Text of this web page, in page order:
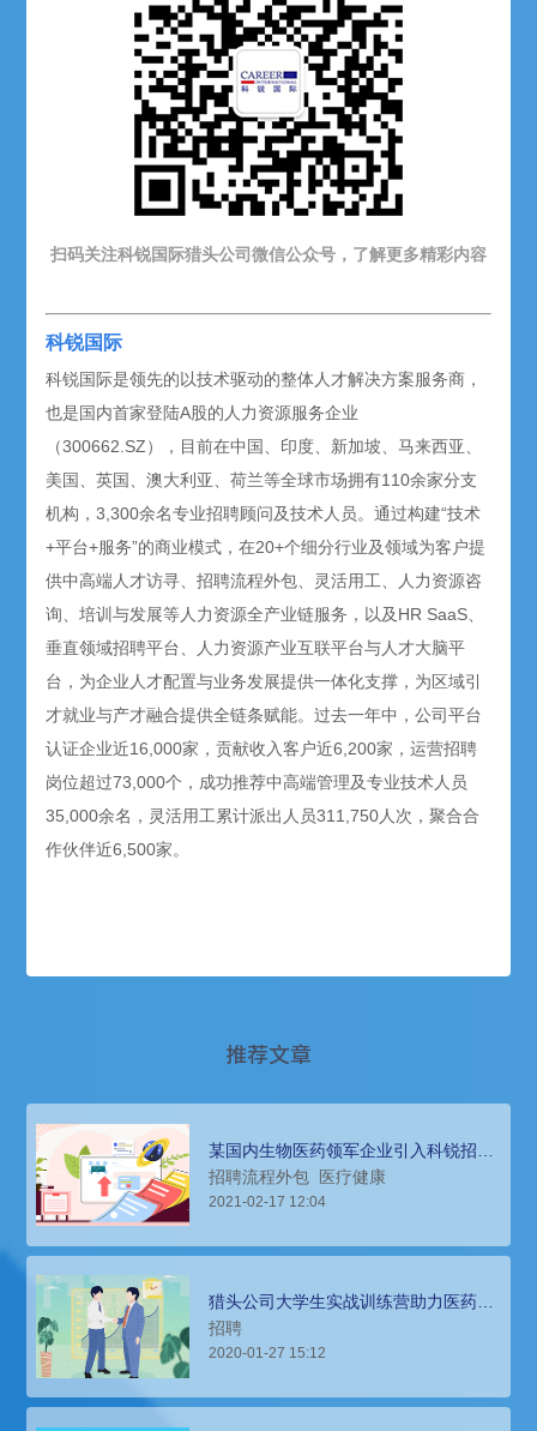
扫码关注科锐国际猎头公司微信公众号，了解更多精彩内容
科锐国际
科锐国际是领先的以技术驱动的整体人才解决方案服务商，
也是国内首家登陆A股的人力资源服务企业
（300662.SZ），目前在中国、印度、新加坡、马来西亚、
美国、英国、澳大利亚、荷兰等全球市场拥有110余家分支
机构，3,300余名专业招聘顾问及技术人员。通过构建“技术
+平台+服务”的商业模式，在20+个细分行业及领域为客户提
供中高端人才访寻、招聘流程外包、灵活用工、人力资源咨
询、培训与发展等人力资源全产业链服务，以及HR SaaS、
垂直领域招聘平台、人力资源产业互联平台与人才大脑平
台，为企业人才配置与业务发展提供一体化支撑，为区域引
才就业与产才融合提供全链条赋能。过去一年中，公司平台
认证企业近16,000家，贡献收入客户近6,200家，运营招聘
岗位超过73,000个，成功推荐中高端管理及专业技术人员
35,000余名，灵活用工累计派出人员311,750人次，聚合合
作伙伴近6,500家。
推荐文章
某国内生物医药领军企业引入科锐招聘
流程外包，吸引多元化专业人才
招聘流程外包 医疗健康
2021-02-17 12:04
猎头公司大学生实战训练营助力医药互
联网平台完成招聘任务
招聘
2020-01-27 15:12